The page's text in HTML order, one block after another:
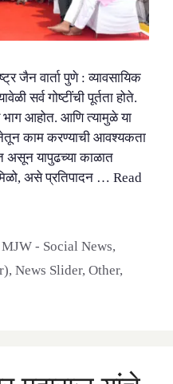
जैन वार्ता पुणे : व्यावसायिक
सर्व गोष्टींची पूर्तता होते.
आहोत. आणि त्यामुळे या
काम करण्याची आवश्यकता
असून यापुढच्या काळात
असे प्रतिपादन … Read
MJW - Social News,
, News Slider, Other,